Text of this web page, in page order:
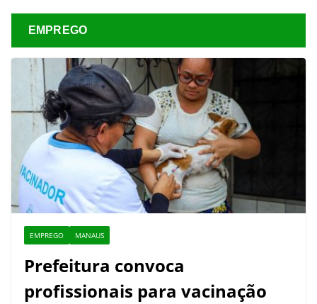
EMPREGO
EMPREGO MANAUS
Prefeitura convoca
profissionais para vacinação